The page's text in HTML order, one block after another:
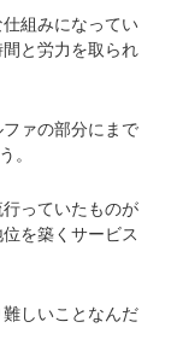
仕組みになってい
と労力を取られ
ァの部分にまで
。
っていたものが
を築くサービス
しいことなんだ